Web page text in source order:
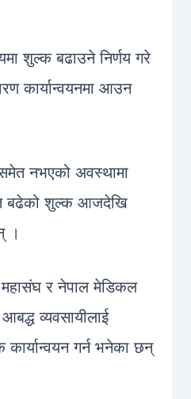
शुल्क बढाउने निर्णय गरे
कार्यान्वयनमा आउन
नभएको अवस्थामा
बढेको शुल्क आजदेखि
।
महासंघ र नेपाल मेडिकल
व्यवसायीलाई
कार्यान्वयन गर्न भनेका छन्